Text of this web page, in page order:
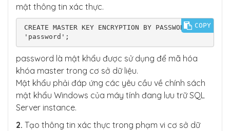
mật thông tin xác thực.
CREATE MASTER KEY ENCRYPTION BY PASSWORD =
'password';
COPY
password là mật khẩu được sử dụng để mã hóa
khóa master trong cơ sở dữ liệu.
Mật khẩu phải đáp ứng các yêu cầu về chính sách
mật khẩu Windows của máy tính đang lưu trữ SQL
Server instance.
2. Tạo thông tin xác thực trong phạm vi cơ sở dữ